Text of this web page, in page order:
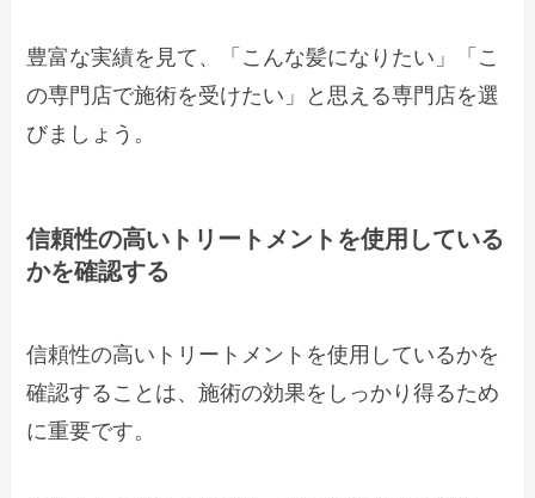
豊富な実績を見て、「こんな髪になりたい」「こ
の専門店で施術を受けたい」と思える専門店を選
びましょう。
信頼性の高いトリートメントを使用している
かを確認する
信頼性の高いトリートメントを使用しているかを
確認することは、施術の効果をしっかり得るため
に重要です。